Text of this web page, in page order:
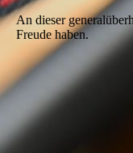
An dieser
Freude haben.